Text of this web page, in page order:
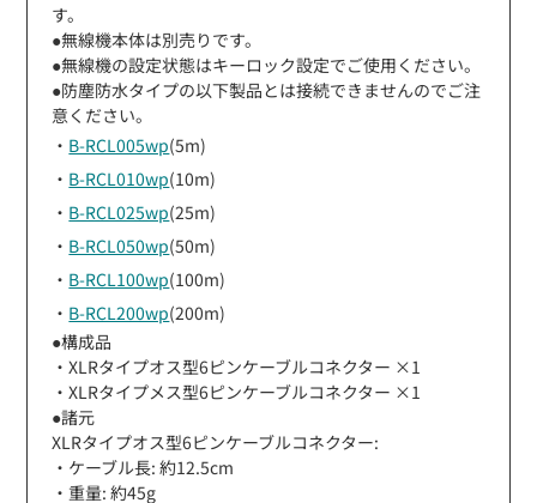
す。
●無線機本体は別売りです。
●無線機の設定状態はキーロック設定でご使用ください。
●防塵防水タイプの以下製品とは接続できませんのでご注
意ください。
・ B-RCL005wp(5m)
・ B-RCL010wp(10m)
・ B-RCL025wp(25m)
・ B-RCL050wp(50m)
・ B-RCL100wp(100m)
・ B-RCL200wp(200m)
●構成品
・XLRタイプオス型6ピンケーブルコネクター ×1
・XLRタイプメス型6ピンケーブルコネクター ×1
●諸元
XLRタイプオス型6ピンケーブルコネクター:
・ケーブル長: 約12.5cm
・重量: 約45g